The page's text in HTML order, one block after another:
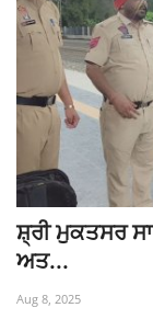
ਸ਼੍ਰੀ ਮੁਕਤਸਰ
ਅਤ...
Aug 8, 2025